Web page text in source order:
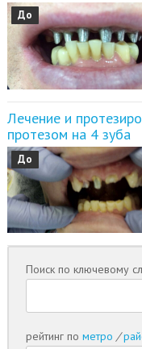
До
Лечение и
протезом на 4 зуба
До
Поиск по ключевому
рейтинг пометро /